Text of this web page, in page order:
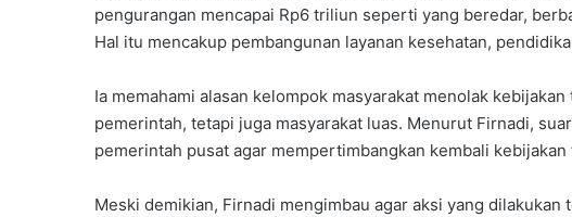
pengurangan mencapai Rp6 triliun seperti yang beredar,
Hal itu mencakup pembangunan layanan kesehatan,
Ia memahami alasan kelompok masyarakat menolak
pemerintah, tetapi juga masyarakat luas. Menurut Firnadi,
pemerintah pusat agar mempertimbangkan kembali
Meski demikian, Firnadi mengimbau agar aksi yang